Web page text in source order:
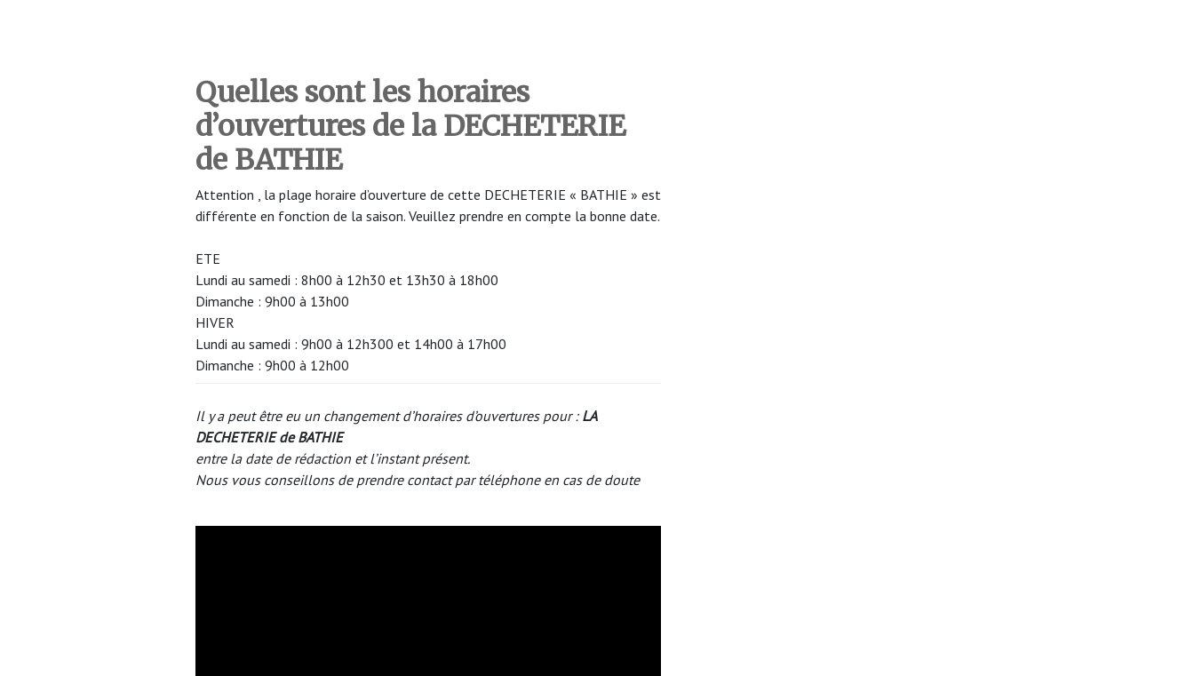
Quelles sont les horaires
d’ouvertures de la DECHETERIE
de BATHIE
Attention , la plage horaire d’ouverture de cette DECHETERIE « BATHIE » est
différente en fonction de la saison. Veuillez prendre en compte la bonne date.
ETE
Lundi au samedi : 8h00 à 12h30 et 13h30 à 18h00
Dimanche : 9h00 à 13h00
HIVER
Lundi au samedi : 9h00 à 12h300 et 14h00 à 17h00
Dimanche : 9h00 à 12h00
Il y a peut être eu un changement d’horaires d’ouvertures pour : LA
DECHETERIE de BATHIE
entre la date de rédaction et l’instant présent.
Nous vous conseillons de prendre contact par téléphone en cas de doute